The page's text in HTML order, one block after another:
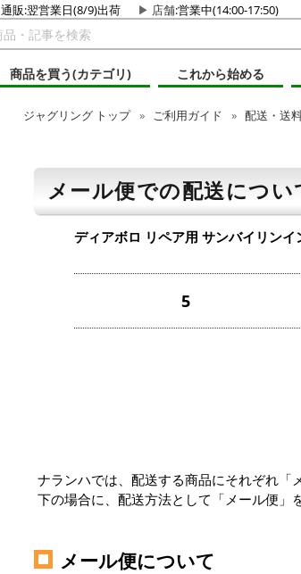
通販:翌営業日(8/9)出荷 店舗:営業中(14:00-17:50)
商品を買う(カテゴリ)
これから始める
ジャグリングトップ ご利用ガイド 配送・送
メール便での配送につい
ディアボロ リペア用 サンバイリンイ
5
ナランハでは、配送する商品にそれぞれ
下の場合に、配送方法として「メール便」
メール便について